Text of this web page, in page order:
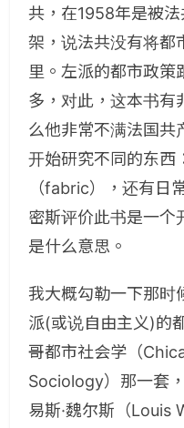
共，在1958年是被
架，说法共没有将都
里。左派的都市政策
多，对此，这本书有
么他非常不满法国共
开始研究不同的东西
（fabric），还有日
密斯评价此书是一个
是什么意思。
我大概勾勒一下那时
派(或说自由主义)的
哥都市社会学（
Sociology）那一套
易斯·魏尔斯（Louis